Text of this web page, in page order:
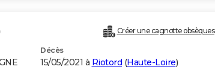
Créer une cagnotte obsèques
Décès
15/05/2021 à Riotord (Haute-Loire)